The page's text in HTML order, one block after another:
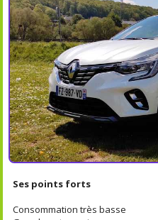
Ses points forts
Consommation très basse